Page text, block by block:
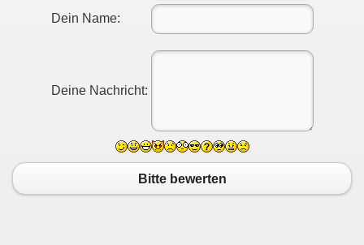
Dein Name:
Deine Nachricht:
Bitte bewerten